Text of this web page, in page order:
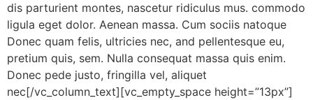
dis parturient montes, nascetur ridiculus mus. commodo
ligula eget dolor. Aenean massa. Cum sociis natoque
Donec quam felis, ultricies nec, and pellentesque eu,
pretium quis, sem. Nulla consequat massa quis enim.
Donec pede justo, fringilla vel, aliquet
nec[/vc_column_text][vc_empty_space height=”13px”]